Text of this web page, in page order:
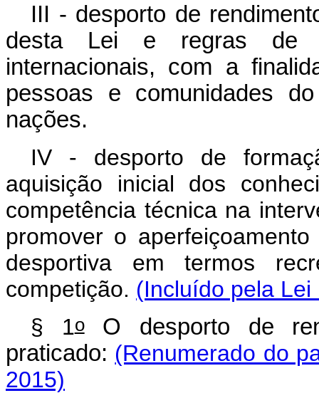
III - desporto de
desta Lei e regras de
internacionais, com a
pessoas e comunidades
nações.
IV - desporto de
aquisição inicial dos
competência técnica na
promover o
desportiva em termos
competição. (Incluído pela Lei
§ 1oO desporto de
praticado: (Renumerado do
2015)